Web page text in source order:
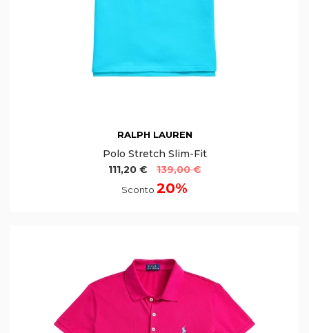
RALPH LAUREN
Polo Stretch Slim-Fit
111,20 €
139,00 €
Sconto 20%